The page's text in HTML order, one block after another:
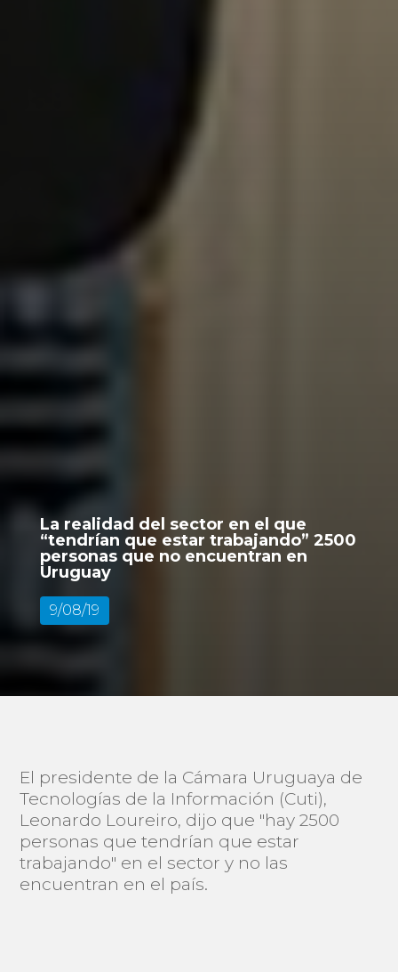
La realidad del sector en el que
“tendrían que estar trabajando” 2500
personas que no encuentran en
Uruguay
9/08/19
El presidente de la Cámara Uruguaya de
Tecnologías de la Información (Cuti),
Leonardo Loureiro, dijo que "hay 2500
personas que tendrían que estar
trabajando" en el sector y no las
encuentran en el país.